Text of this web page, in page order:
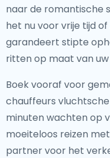
naar de romantische
het nu voor vrije tijd
garandeert stipte
ritten op maat van
Boek vooraf voor
chauffeurs
minuten wachten op
moeiteloos reizen
partner voor het